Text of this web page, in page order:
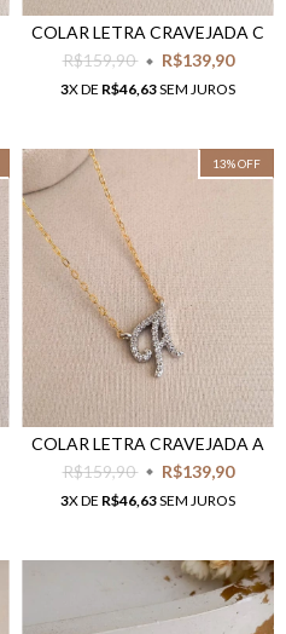
COLAR LETRA CRAVEJADA C
R$159,90
R$139,90
3X DE R$46,63SEM JUROS
13%OFF
COLAR LETRA CRAVEJADA A
R$159,90
R$139,90
3X DE R$46,63SEM JUROS